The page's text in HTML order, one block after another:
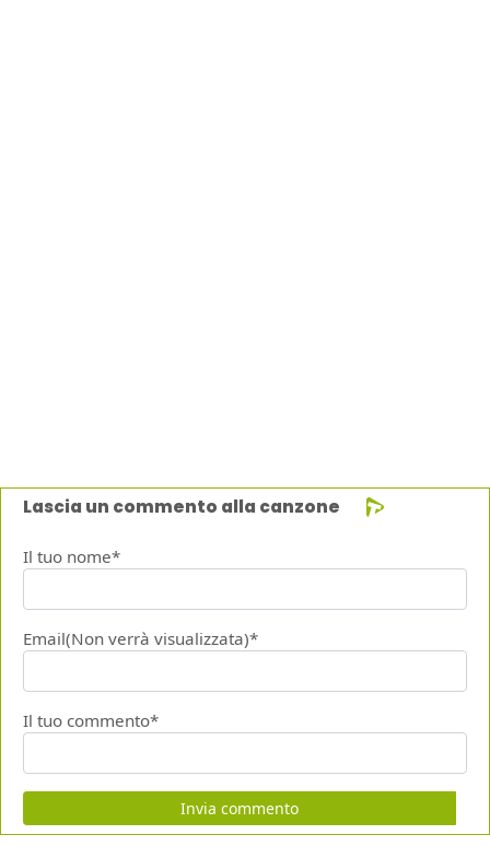
Lascia un commento alla canzone
Il tuo nome*
Email(Non verrà visualizzata)*
Il tuo commento*
Invia commento